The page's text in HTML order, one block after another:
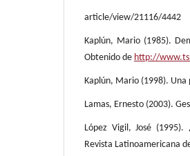
article/view/21116/4442
Kaplún, Mario (1985).
Obtenido de http://
Kaplún, Mario (1998).
Lamas, Ernesto (2003).
López Vigil, José
Revista Latinoamericana